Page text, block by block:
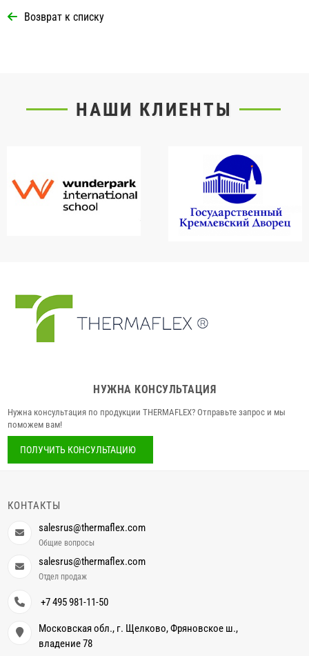
Возврат к списку
НАШИ КЛИЕНТЫ
НУЖНА КОНСУЛЬТАЦИЯ
Нужна консультация по продукции THERMAFLEX? Отправьте запрос и мы
поможем вам!
ПОЛУЧИТЬ КОНСУЛЬТАЦИЮ
КОНТАКТЫ
salesrus@thermaflex.com
Общие вопросы
salesrus@thermaflex.com
Отдел продаж
+7 495 981-11-50
Московская обл., г. Щелково, Фряновское ш.,
владение 78